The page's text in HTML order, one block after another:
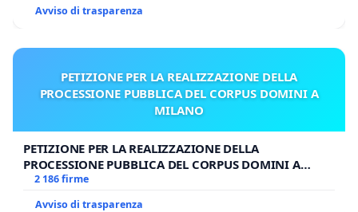
Avviso di trasparenza
PETIZIONE PER LA REALIZZAZIONE DELLA
PROCESSIONE PUBBLICA DEL CORPUS DOMINI A
MILANO
PETIZIONE PER LA REALIZZAZIONE DELLA
PROCESSIONE PUBBLICA DEL CORPUS DOMINI A
MILANO
2 186 firme
Avviso di trasparenza